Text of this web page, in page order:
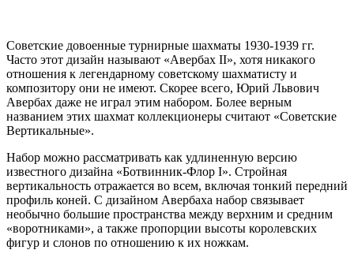
Советские довоенные турнирные шахматы 1930-1939 гг.
Часто этот дизайн называют «Авербах II», хотя никакого
отношения к легендарному советскому шахматисту и
композитору они не имеют. Скорее всего, Юрий Львович
Авербах даже не играл этим набором. Более верным
названием этих шахмат коллекционеры считают «Советские
Вертикальные».
Набор можно рассматривать как удлиненную версию
известного дизайна «Ботвинник-Флор I». Стройная
вертикальность отражается во всем, включая тонкий передний
профиль коней. С дизайном Авербаха набор связывает
необычно большие пространства между верхним и средним
«воротниками», а также пропорции высоты королевских
фигур и слонов по отношению к их ножкам.